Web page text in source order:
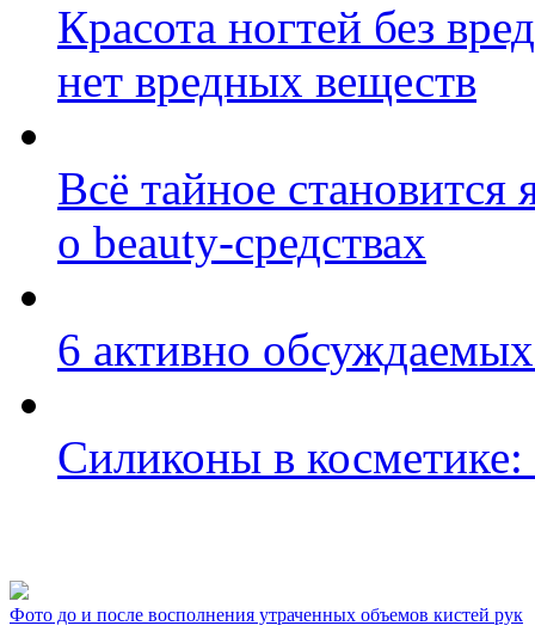
Красота ногтей без
нет вредных веществ
Всё тайное
о beauty-средствах
6 активно
Силиконы в
Фото до и после восполнения утраченных объемов кистей рук